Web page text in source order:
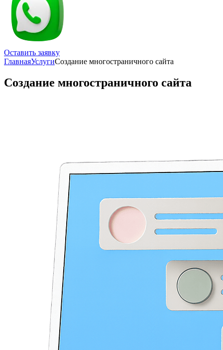
Оставить заявку
ГлавнаяУслугиСоздание многостраничного сайта
Создание многостраничного сайта